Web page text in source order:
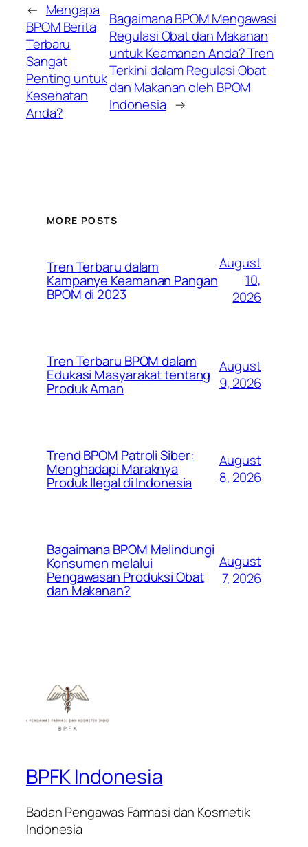
← Mengapa
BPOM Berita
Terbaru
Sangat
Penting untuk
Kesehatan
Anda?
Bagaimana BPOM Mengawasi
Regulasi Obat dan Makanan
untuk Keamanan Anda? Tren
Terkini dalam Regulasi Obat
dan Makanan oleh BPOM
Indonesia →
MORE POSTS
Tren Terbaru dalam
Kampanye Keamanan Pangan
BPOM di 2023
August
10,
2026
Tren Terbaru BPOM dalam
Edukasi Masyarakat tentang
Produk Aman
August
9, 2026
Trend BPOM Patroli Siber:
Menghadapi Maraknya
Produk Ilegal di Indonesia
August
8, 2026
Bagaimana BPOM Melindungi
Konsumen melalui
Pengawasan Produksi Obat
dan Makanan?
August
7, 2026
BPFK Indonesia
Badan Pengawas Farmasi dan Kosmetik
Indonesia